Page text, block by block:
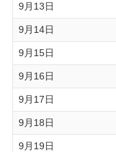
9月13日
9月14日
9月15日
9月16日
9月17日
9月18日
9月19日